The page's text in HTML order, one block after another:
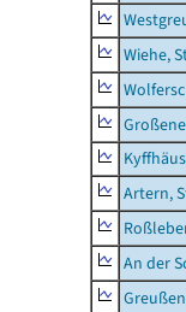
Wiehe,
Artern,
An der